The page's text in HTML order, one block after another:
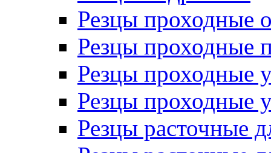
Резцы проходные
Резцы проходные
Резцы проходные
Резцы проходные
Резцы расточные